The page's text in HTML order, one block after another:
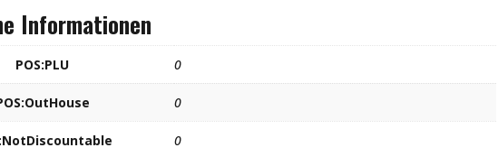
Informationen
POS:PLU 0
0
0